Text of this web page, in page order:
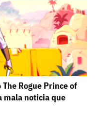
Rogue Prince of
mala noticia que